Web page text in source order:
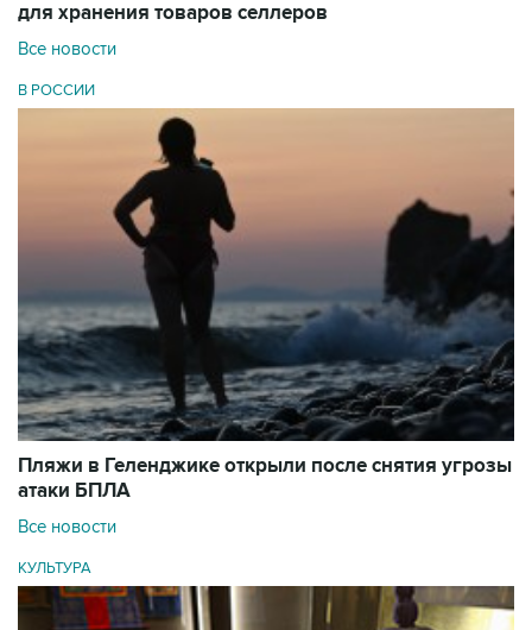
для хранения товаров селлеров
Все новости
В РОССИИ
Пляжи в Геленджике открыли после снятия угрозы
атаки БПЛА
Все новости
КУЛЬТУРА